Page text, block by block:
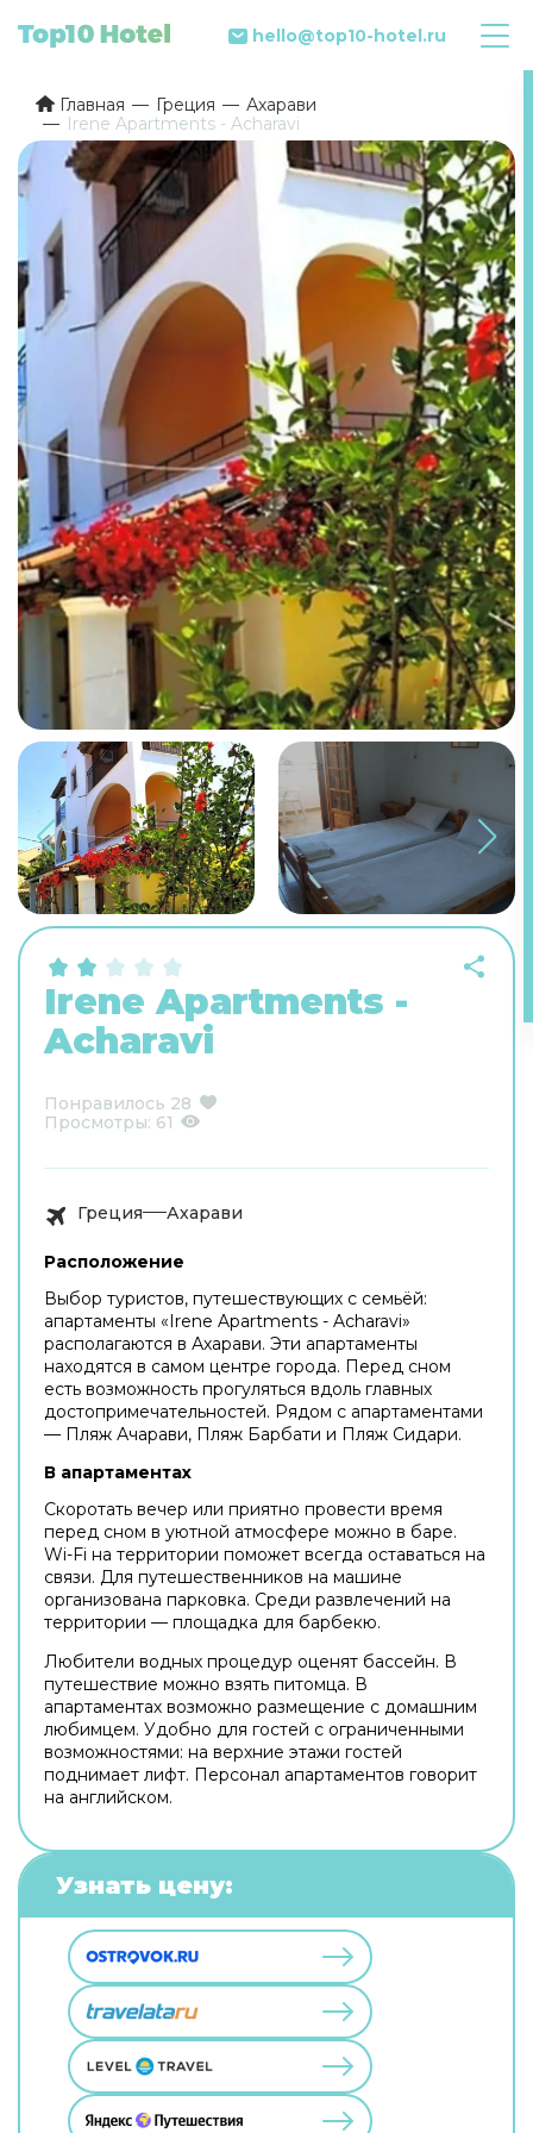
hello@top10-hotel.ru
Главная Греция
Ахарави
Irene Apartments - Acharavi
Irene Apartments -
Acharavi
Понравилось 28
Просмотры: 61
Греция Ахарави
Расположение
Выбор туристов, путешествующих с семьёй:
апартаменты «Irene Apartments - Acharavi»
располагаются в Ахарави. Эти апартаменты
находятся в самом центре города. Перед сном
есть возможность прогуляться вдоль главных
достопримечательностей. Рядом с апартаментами
— Пляж Ачарави, Пляж Барбати и Пляж Сидари.
В апартаментах
Скоротать вечер или приятно провести время
перед сном в уютной атмосфере можно в баре.
Wi-Fi на территории поможет всегда оставаться на
связи. Для путешественников на машине
организована парковка. Среди развлечений на
территории — площадка для барбекю.
Любители водных процедур оценят бассейн. В
путешествие можно взять питомца. В
апартаментах возможно размещение с домашним
любимцем. Удобно для гостей с ограниченными
возможностями: на верхние этажи гостей
поднимает лифт. Персонал апартаментов говорит
на английском.
Узнать цену: